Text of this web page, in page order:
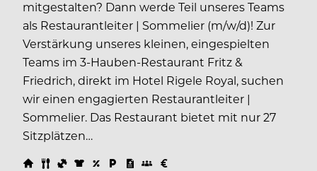
mitgestalten? Dann werde Teil unseres Teams
als Restaurantleiter | Sommelier (m/w/d)! Zur
Verstärkung unseres kleinen, eingespielten
Teams im 3-Hauben-Restaurant Fritz &
Friedrich, direkt im Hotel Rigele Royal, suchen
wir einen engagierten Restaurantleiter |
Sommelier. Das Restaurant bietet mit nur 27
Sitzplätzen…